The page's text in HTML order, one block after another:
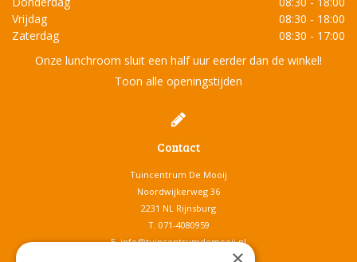
Vrijdag
08:30 - 18:00
Zaterdag
08:30 - 17:00
Onze lunchroom sluit een half uur eerder dan de winkel!
Toon alle openingstijden
Contact
Tuincentrum De Mooij
Noordwijkerweg 36
2231 NL Rijnsburg
T. 071-4080959
E.info@tuincentrumdemooij.nl